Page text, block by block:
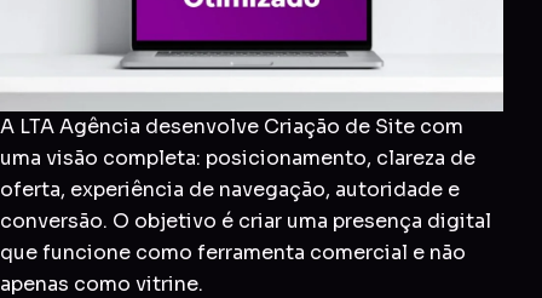
A LTA Agência desenvolve Criação de Site com
uma visão completa: posicionamento, clareza de
oferta, experiência de navegação, autoridade e
conversão. O objetivo é criar uma presença digital
que funcione como ferramenta comercial e não
apenas como vitrine.